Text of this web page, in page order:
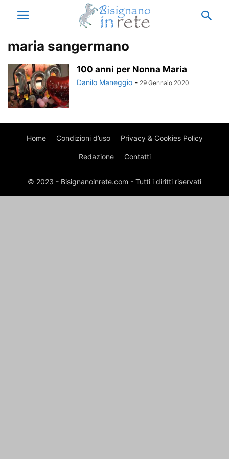
maria sangermano
100 anni per Nonna Maria
Danilo Maneggio - 29 Gennaio 2020
Home Condizioni d’uso Privacy & Cookies Policy
Redazione Contatti
© 2023 - Bisignanoinrete.com - Tutti i diritti riservati